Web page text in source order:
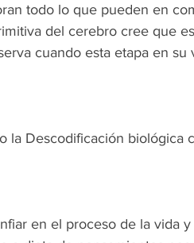
todo lo que pueden en
del cerebro cree que
cuando esta etapa en su
la Descodificación biológica
en el proceso de la vida